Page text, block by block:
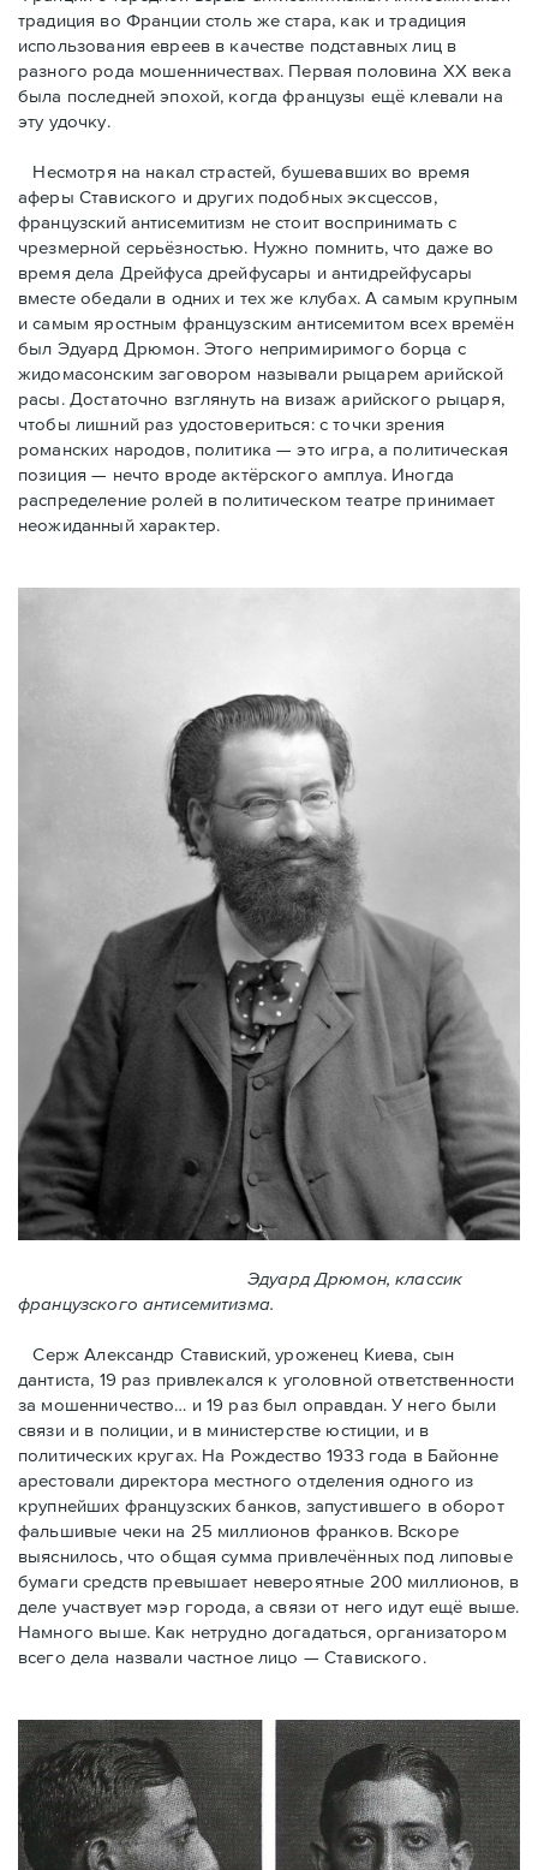
традиция во Франции столь же стара, как и традиция
использования евреев в качестве подставных лиц в
разного рода мошенничествах. Первая половина ХХ века
была последней эпохой, когда французы ещё клевали на
эту удочку.
Несмотря на накал страстей, бушевавших во время
аферы Ставиского и других подобных эксцессов,
французский антисемитизм не стоит воспринимать с
чрезмерной серьёзностью. Нужно помнить, что даже во
время дела Дрейфуса дрейфусары и антидрейфусары
вместе обедали в одних и тех же клубах. А самым крупным
и самым яростным французским антисемитом всех времён
был Эдуард Дрюмон. Этого непримиримого борца с
жидомасонским заговором называли рыцарем арийской
расы. Достаточно взглянуть на визаж арийского рыцаря,
чтобы лишний раз удостовериться: с точки зрения
романских народов, политика — это игра, а политическая
позиция — нечто вроде актёрского амплуа. Иногда
распределение ролей в политическом театре принимает
неожиданный характер.
Эдуард Дрюмон, классик
французского антисемитизма.
Серж Александр Ставиский, уроженец Киева, сын
дантиста, 19 раз привлекался к уголовной ответственности
за мошенничество… и 19 раз был оправдан. У него были
связи и в полиции, и в министерстве юстиции, и в
политических кругах. На Рождество 1933 года в Байoнне
арестовали директора местного отделения одного из
крупнейших французских банков, запустившего в оборот
фальшивые чеки на 25 миллионов франков. Вскоре
выяснилось, что общая сумма привлечённых под липовые
бумаги средств превышает невероятные 200 миллионов, в
деле участвует мэр города, a связи от него идут ещё выше.
Намного выше. Как нетрудно догадаться, организатором
всего дела назвали частное лицо — Ставиского.